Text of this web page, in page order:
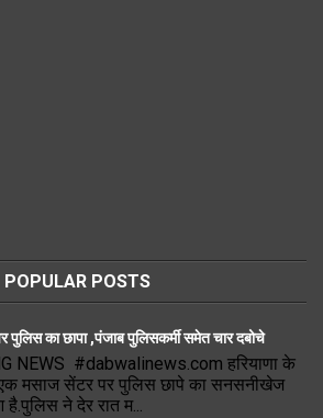
POPULAR POSTS
पुलिस का छापा ,पंजाब पुलिसकर्मी समेत चार दबोचे
NEWS #dabwalinews.com हरियाणा के
मसाज सेंटर पर पुलिस छापे का सनसनीखेज
ने देर रात म...